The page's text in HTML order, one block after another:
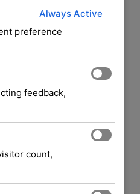
mouse Right-hand
Mus Merke:LOGITECH
eksl. mva.
Always Active
preference
feedback,
count,